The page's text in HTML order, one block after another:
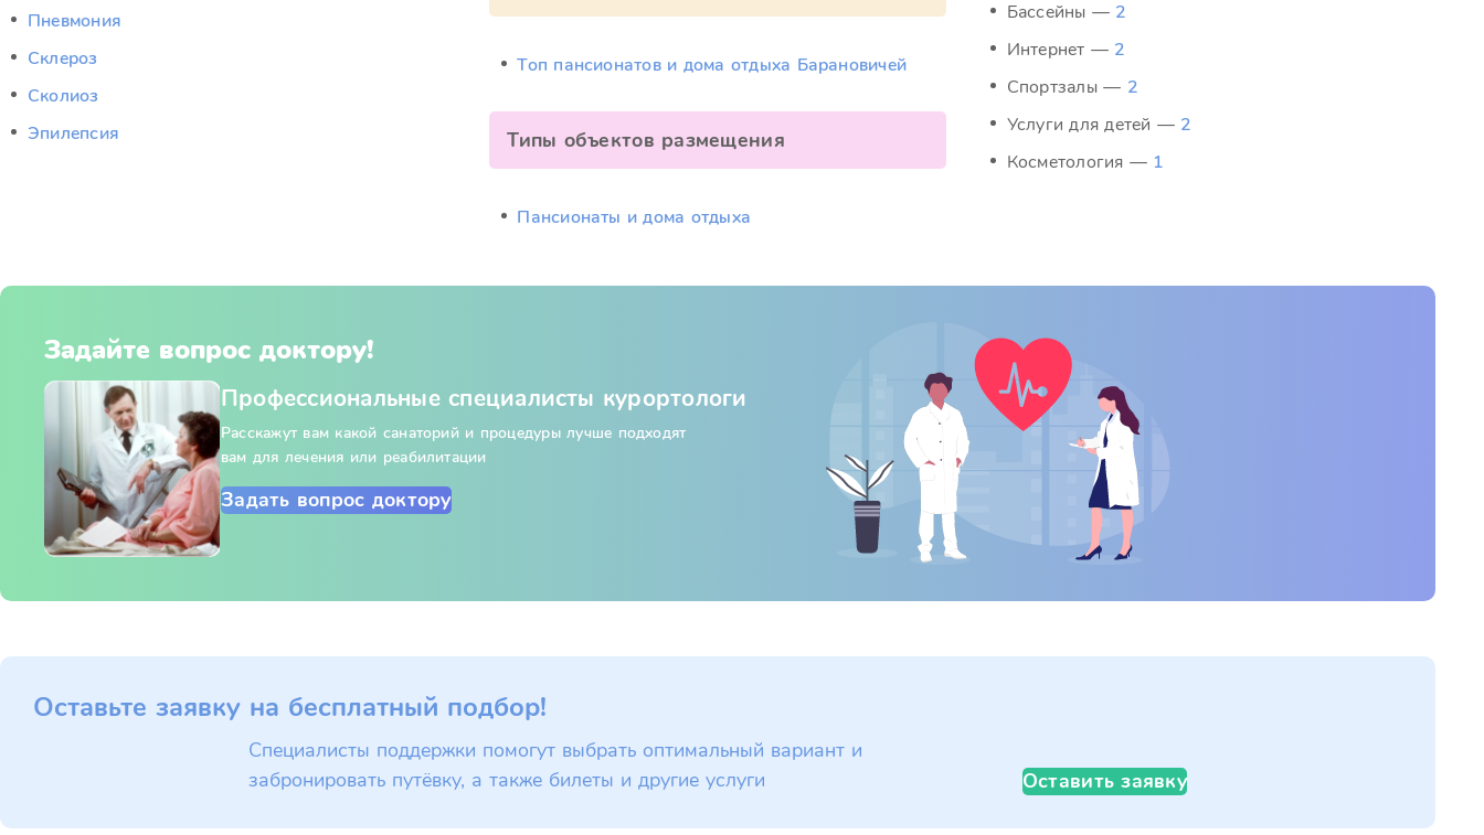
Пневмония
Склероз
Сколиоз
Эпилепсия
Топ пансионатов и дома отдыха Барановичей
Типы объектов размещения
Пансионаты и дома отдыха
Бассейны — 2
Интернет — 2
Спортзалы — 2
Услуги для детей — 2
Косметология — 1
Задайте вопрос доктору!
Профессиональные специалисты курортологи
Расскажут вам какой санаторий и процедуры лучше подходят
вам для лечения или реабилитации
Задать вопрос доктору
Оставьте заявку на бесплатный подбор!
Специалисты поддержки помогут выбрать оптимальный вариант и
забронировать путёвку, а также билеты и другие услуги
Оставить заявку